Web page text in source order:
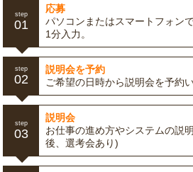
step
01
応募
パソコンまたはスマートフォン
1分入力。
step
02
説明会を予約
ご希望の日時から説明会を予約
step
03
説明会
お仕事の進め方やシステムの説
後、選考会あり)